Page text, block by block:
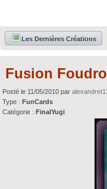
Les Dernières Créations
Fusion
Posté le 11/05/2010 par
Type :FunCards
Catégorie :FinalYugi